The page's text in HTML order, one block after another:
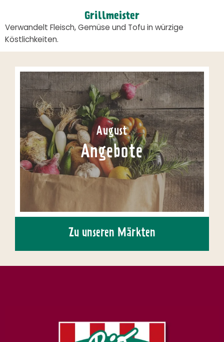
Grillmeister
Verwandelt Fleisch, Gemüse und Tofu in würzige
Köstlichkeiten.
August
Angebote
Zu unseren Märkten